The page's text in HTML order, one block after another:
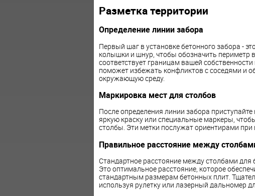
Разметка территории
Определение линии забора
Первый шаг в установке бетонного забора -
колышки и шнур, чтобы обозначить периметр
соответствует границам вашей
поможет избежать конфликтов с соседями и
окружающую среду.
Маркировка мест для столбов
После определения линии забора
яркую краску или специальные маркеры,
столбы. Эти метки послужат ориентирами
Правильное расстояние между
Стандартное расстояние между столбами для
Это оптимальное расстояние, которое
стандартным размерам бетонных плит.
используя рулетку или лазерный дальномер